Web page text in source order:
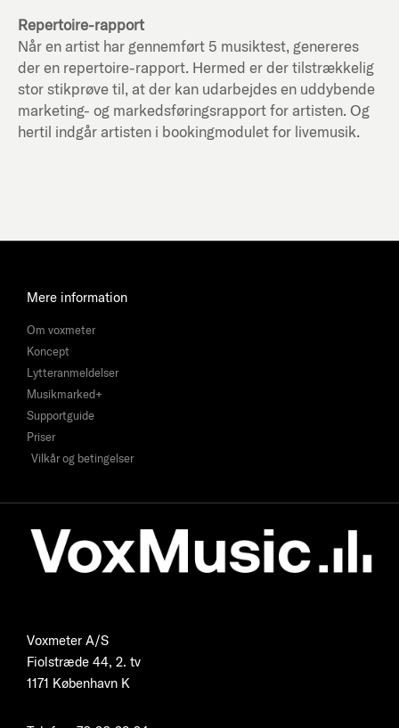
Repertoire-rapport
Når en artist har gennemført 5 musiktest, genereres
der en repertoire-rapport. Hermed er der tilstrækkelig
stor stikprøve til, at der kan udarbejdes en uddybende
marketing- og markedsføringsrapport for artisten. Og
hertil indgår artisten i bookingmodulet for livemusik.
Mere information
Om voxmeter
Koncept
Lytteranmeldelser
Musikmarked+
Supportguide
Priser
Vilkår og betingelser
Voxmeter A/S
Fiolstræde 44, 2. tv
1171 København K